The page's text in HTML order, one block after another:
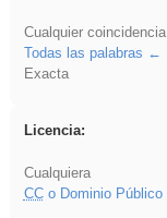
Cualquier coincidencia
Todas las palabras
Exacta
Licencia:
Cualquiera
CCo Dominio Público